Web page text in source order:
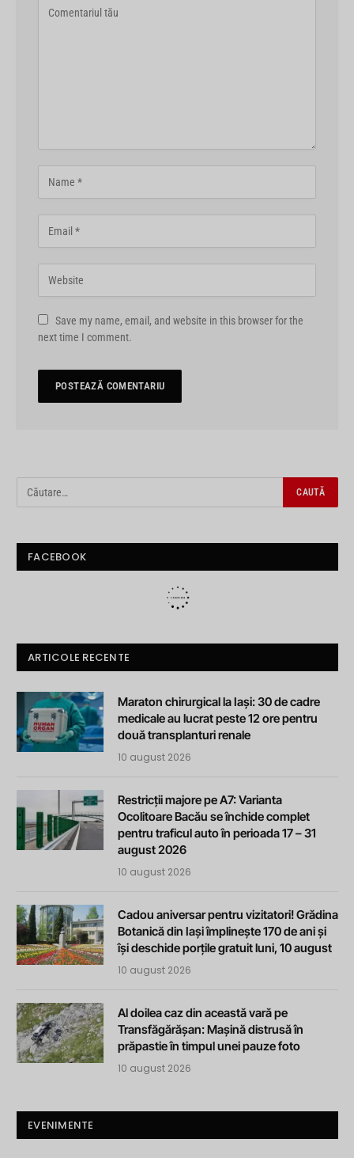
Save my name, email, and website in this browser for the
next time I comment.
FACEBOOK
ARTICOLE RECENTE
Maraton chirurgical la Iași: 30 de cadre
medicale au lucrat peste 12 ore pentru
două transplanturi renale
10 august 2026
Restricții majore pe A7: Varianta
Ocolitoare Bacău se închide complet
pentru traficul auto în perioada 17 – 31
august 2026
10 august 2026
Cadou aniversar pentru vizitatori! Grădina
Botanică din Iași împlinește 170 de ani și
își deschide porțile gratuit luni, 10 august
10 august 2026
Al doilea caz din această vară pe
Transfăgărășan: Mașină distrusă în
prăpastie în timpul unei pauze foto
10 august 2026
EVENIMENTE